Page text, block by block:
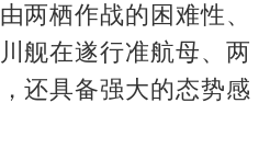
两栖作战的困难性、
舰在遂行准航母、两
还具备强大的态势感